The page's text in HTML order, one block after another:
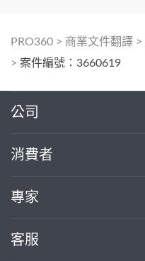
PRO360 > 商業文件翻譯 >
> 案件編號：3660619
公司
消費者
專家
客服